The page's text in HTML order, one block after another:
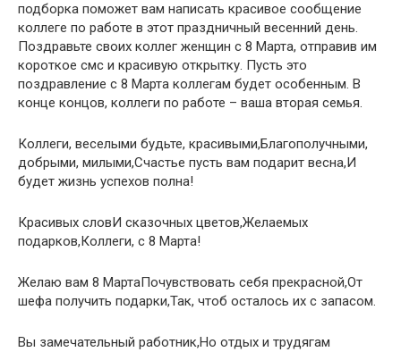
подборка поможет вам написать красивое сообщение
коллеге по работе в этот праздничный весенний день.
Поздравьте своих коллег женщин с 8 Марта, отправив им
короткое смс и красивую открытку. Пусть это
поздравление с 8 Марта коллегам будет особенным. В
конце концов, коллеги по работе – ваша вторая семья.
Коллеги, веселыми будьте, красивыми,Благополучными,
добрыми, милыми,Счастье пусть вам подарит весна,И
будет жизнь успехов полна!
Красивых словИ сказочных цветов,Желаемых
подарков,Коллеги, с 8 Марта!
Желаю вам 8 МартаПочувствовать себя прекрасной,От
шефа получить подарки,Так, чтоб осталось их с запасом.
Вы замечательный работник,Но отдых и трудягам